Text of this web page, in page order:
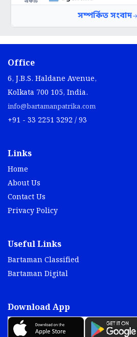
Office
6, J.B.S. Haldane Avenue,
Kolkata 700 105, India.
info@bartamanpatrika.com
+91 - 33 2251 3292 / 93
Links
Home
About Us
Contact Us
Privacy Policy
Useful Links
Bartaman Classified
Bartaman Digital
Download App